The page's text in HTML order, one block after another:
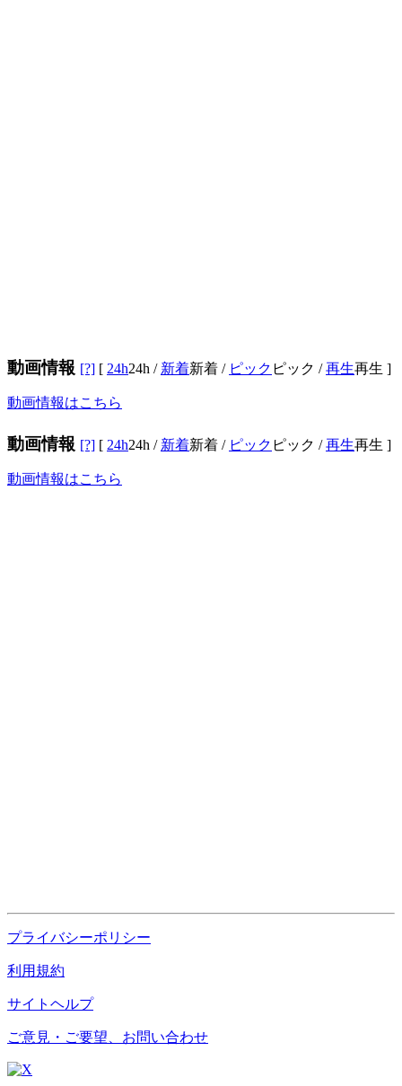
動画情報 [?] [ 24h24h / 新着新着 / ピック ピック /再生再生 ]
動画情報はこちら
動画情報 [?] [ 24h24h / 新着新着 / ピック ピック /再生再生 ]
動画情報はこちら
プライバシーポリシー
利用規約
サイトヘルプ
ご意見・ご要望、お問い合わせ